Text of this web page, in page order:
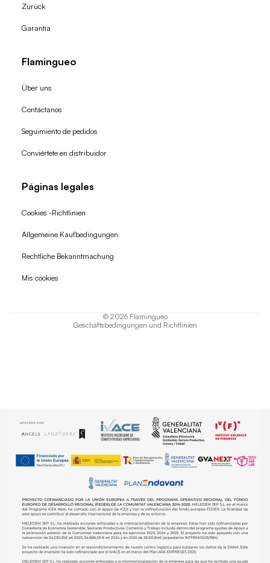
Zurück
Garantía
Flamingueo
Über uns
Contáctanos
Seguimiento de pedidos
Conviértete en distribuidor
Páginas legales
Cookies -Richtlinien
Allgemeine Kaufbedingungen
Rechtliche Bekanntmachung
Mis cookies
© 2026 Flamingueo
Geschäftsbedingungen und Richtlinien
Widerrufsrecht